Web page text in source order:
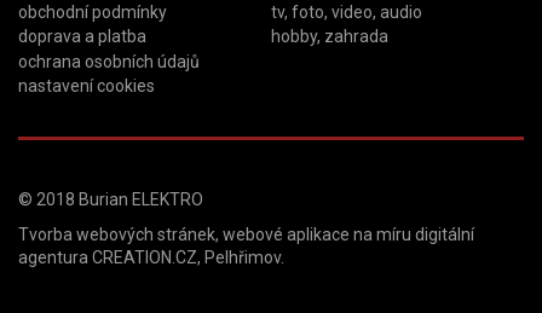
obchodní podmínky
doprava a platba
ochrana osobních údajů
nastavení cookies
tv, foto, video, audio
hobby, zahrada
© 2018 Burian ELEKTRO
Tvorba webových stránek, webové aplikace na míru digitální
agentura CREATION.CZ, Pelhřimov.